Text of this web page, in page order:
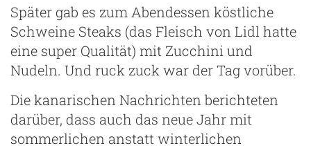
Später gab es zum Abendessen köstliche
Schweine Steaks (das Fleisch von Lidl hatte
eine super Qualität) mit Zucchini und
Nudeln. Und ruck zuck war der Tag vorüber.
Die kanarischen Nachrichten berichteten
darüber, dass auch das neue Jahr mit
sommerlichen anstatt winterlichen